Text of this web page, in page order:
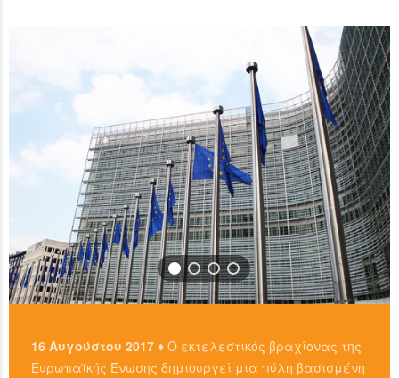
READ MORE
16 Αυγούστου 2017 ♦ Ο εκτελεστικός βραχίονας της
Ευρωπαϊκής Ένωσης δημιουργεί μια πύλη βασισμένη